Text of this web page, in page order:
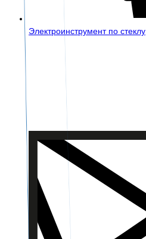
Электроинструмент по стеклу